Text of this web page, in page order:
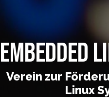
Embedded
Verein zur
Linux